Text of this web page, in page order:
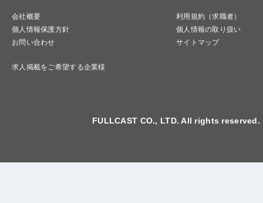
会社概要
利用規約（求職者）
個人情報保護方針
個人情報の取り扱い
お問い合わせ
サイトマップ
求人掲載をご希望する企業様
FULLCAST CO., LTD. All rights reserved.